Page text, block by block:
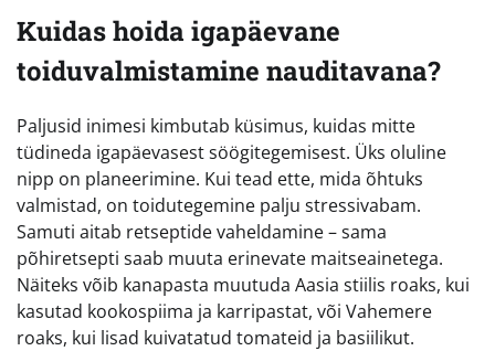
Kuidas hoida igapäevane
toiduvalmistamine nauditavana?
Paljusid inimesi kimbutab küsimus, kuidas mitte
tüdineda igapäevasest söögitegemisest. Üks oluline
nipp on planeerimine. Kui tead ette, mida õhtuks
valmistad, on toidutegemine palju stressivabam.
Samuti aitab retseptide vaheldamine – sama
põhiretsepti saab muuta erinevate maitseainetega.
Näiteks võib kanapasta muutuda Aasia stiilis roaks, kui
kasutad kookospiima ja karripastat, või Vahemere
roaks, kui lisad kuivatatud tomateid ja basiilikut.